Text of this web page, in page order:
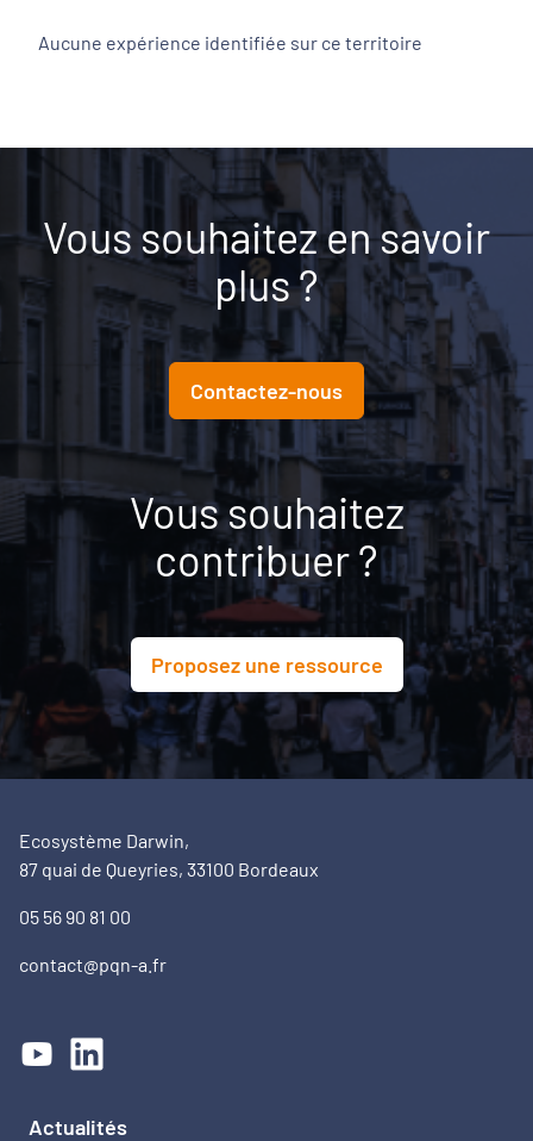
Aucune expérience identifiée sur ce territoire
Vous souhaitez en savoir
plus ?
Contactez-nous
Vous souhaitez
contribuer ?
Proposez une ressource
Ecosystème Darwin,
87 quai de Queyries, 33100 Bordeaux
05 56 90 81 00
contact@pqn-a.fr
Actualités